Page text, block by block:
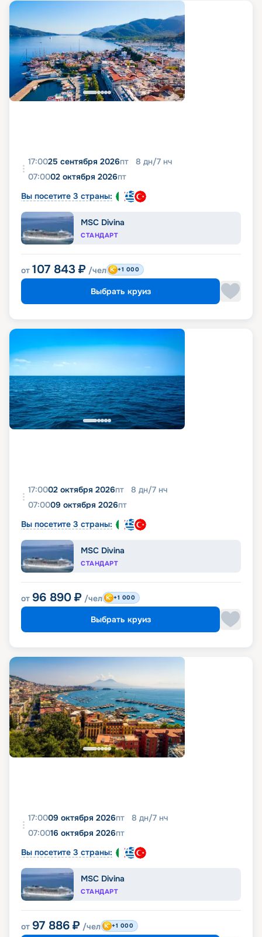
17:0025 сентября 2026пт 8 дн/7 нч
07:0002 октября 2026пт
Вы посетите 3 страны:
MSC Divina
СТАНДАРТ
от 107 843 ₽ /чел +1 000
Выбрать круиз
17:0002 октября 2026пт 8 дн/7 нч
07:0009 октября 2026пт
Вы посетите 3 страны:
MSC Divina
СТАНДАРТ
от 96 890 ₽ /чел +1 000
Выбрать круиз
17:0009 октября 2026пт 8 дн/7 нч
07:0016 октября 2026пт
Вы посетите 3 страны:
MSC Divina
СТАНДАРТ
от 97 886 ₽ /чел +1 000